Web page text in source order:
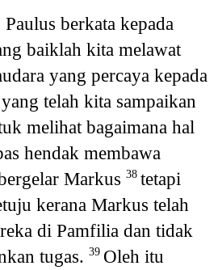
berkata kepada
baiklah kita melawat
yang percaya kepada
telah kita sampaikan
melihat bagaimana hal
hendak membawa
Markus 38 tetapi
kerana Markus telah
di Pamfilia dan tidak
tugas. 39 Oleh itu